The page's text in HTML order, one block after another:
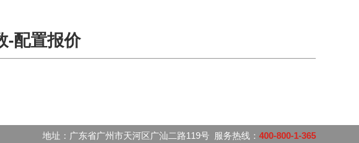
-配置报价
地址：广东省广州市天河区广汕二路119号 服务热线： 400-800-1-365